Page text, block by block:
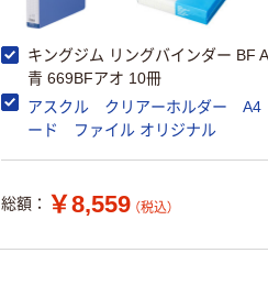
キングジム リングバインダー BF
青 669BFアオ 10冊
アスクル クリアーホルダー A4
ード ファイル オリジナル
総額： ￥8,559 （税込）